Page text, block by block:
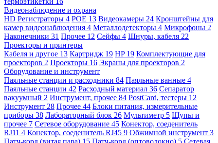
Видеонаблюдение и охрана
HD Регистраторы 4 POE 13 Видеокамеры 24 Кронштейны для
камер видеонаблюдения 4 Металлодетекторы 4 Микрофоны 2
Наконечники 31 Прочее 12 Сейфы 4 Шнуры, кабеля 22
Проекторы и принтеры
Кабеля и другое 13 Картридж 19 HP 19 Комплектующие для
проекторов 2 Проекторы 16 Экраны для проекторов 2
Оборудование и инструмент
Паяльные станции и расходники 84 Паяльные ванные 4
Паяльные станции 42 Расходный материал 36 Сепаратор
вакуумный 2 Инструмент, прочее 84 PostCard, тестеры 12
Инструмент 28 Прочее 44 Блоки питания, измерительные
приборы 38 Лабораторный блок 26 Мультиметр 5 Щупы и
прочее 7 Сетевое оборудование 45 Конектор, соеденитель
RJ11 4 Конектор, соеденитель RJ45 9 Обжимной инструмент 3
Патч-корд (витая пара) 15 Патч-корд (оптоволокно) 5 Сетевая